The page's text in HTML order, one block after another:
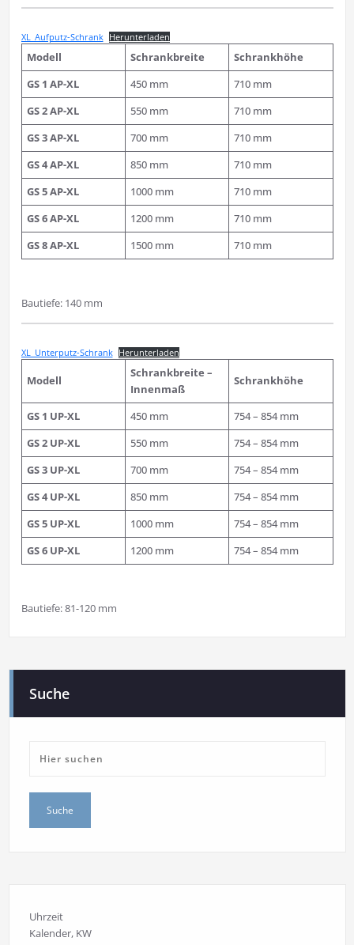
XL_Aufputz-Schrank Herunterladen
Modell Schrankbreite
Schrankhöhe
GS 1 AP-XL
450 mm
710 mm
GS 2 AP-XL
550 mm
710 mm
GS 3 AP-XL
700 mm
710 mm
GS 4 AP-XL
850 mm
710 mm
GS 5 AP-XL
1000 mm
710 mm
GS 6 AP-XL
1200 mm
710 mm
GS 8 AP-XL
1500 mm 710 mm
Bautiefe: 140 mm
XL_Unterputz-Schrank Herunterladen
Modell
Schrankbreite –
Innenmaß
Schrankhöhe
GS 1 UP-XL 450 mm
754 – 854 mm
GS 2 UP-XL 550 mm
754 – 854 mm
GS 3 UP-XL 700 mm
754 – 854 mm
GS 4UP-XL 850 mm
754 – 854 mm
GS 5 UP-XL 1000 mm
754 – 854 mm
GS 6 UP-XL 1200 mm 754 – 854 mm
Bautiefe: 81-120 mm
Suche
Uhrzeit
Kalender, KW